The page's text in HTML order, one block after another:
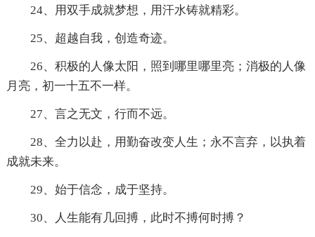
24、用双手成就梦想，用汗水铸就精彩。
25、超越自我，创造奇迹。
26、积极的人像太阳，照到哪里哪里亮；消极的人像
月亮，初一十五不一样。
27、言之无文，行而不远。
28、全力以赴，用勤奋改变人生；永不言弃，以执着
成就未来。
29、始于信念，成于坚持。
30、人生能有几回搏，此时不搏何时搏？